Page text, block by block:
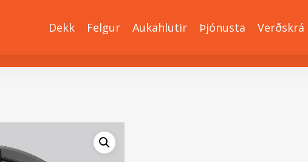
Dekk Felgur Aukahlutir Þjónusta Verðskrá